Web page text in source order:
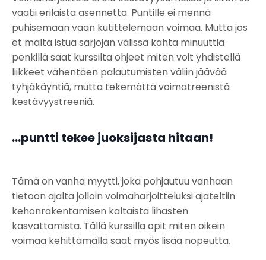
vaatii erilaista asennetta. Puntille ei mennä
puhisemaan vaan kutittelemaan voimaa. Mutta jos
et malta istua sarjojan välissä kahta minuuttia
penkillä saat kurssilta ohjeet miten voit yhdistellä
liikkeet vähentäen palautumisten väliin jäävää
tyhjäkäyntiä, mutta tekemättä voimatreenistä
kestävyystreeniä.
...puntti tekee juoksijasta hitaan!
Tämä on vanha myytti, joka pohjautuu vanhaan
tietoon ajalta jolloin voimaharjoitteluksi ajateltiin
kehonrakentamisen kaltaista lihasten
kasvattamista. Tällä kurssilla opit miten oikein
voimaa kehittämällä saat myös lisää nopeutta.